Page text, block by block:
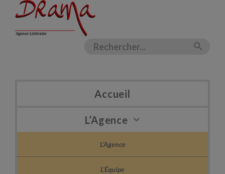
Accueil
L’Agence
L’Agence
L’Équipe